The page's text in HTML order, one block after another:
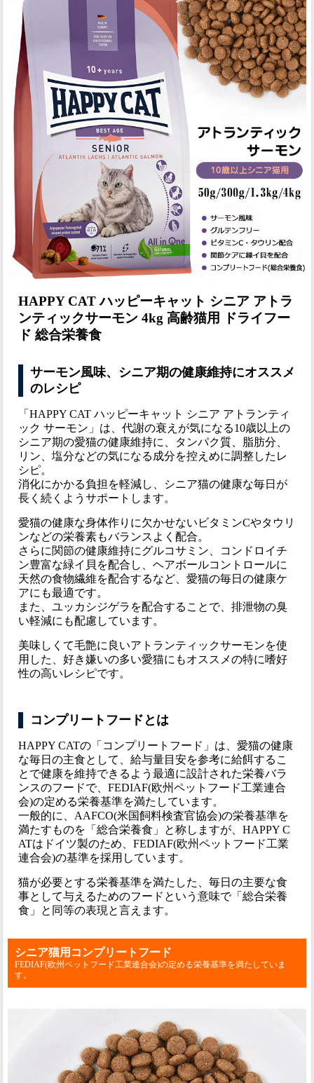
HAPPY CAT ハッピーキャット シニア アトラ
ンティックサーモン 4kg 高齢猫用 ドライフー
ド 総合栄養食
サーモン風味、シニア期の健康維持にオススメ
のレシピ
「HAPPY CAT ハッピーキャット シニア アトランティ
ック サーモン」は、代謝の衰えが気になる10歳以上の
シニア期の愛猫の健康維持に、タンパク質、脂肪分、
リン、塩分などの気になる成分を控えめに調整したレ
シピ。
消化にかかる負担を軽減し、シニア猫の健康な毎日が
長く続くようサポートします。
愛猫の健康な身体作りに欠かせないビタミンCやタウリ
ンなどの栄養素もバランスよく配合。
さらに関節の健康維持にグルコサミン、コンドロイチ
ン豊富な緑イ貝を配合し、ヘアボールコントロールに
天然の食物繊維を配合するなど、愛猫の毎日の健康ケ
アにも最適です。
また、ユッカシジゲラを配合することで、排泄物の臭
い軽減にも配慮しています。
美味しくて毛艶に良いアトランティックサーモンを使
用した、好き嫌いの多い愛猫にもオススメの特に嗜好
性の高いレシピです。
コンプリートフードとは
HAPPY CATの「コンプリートフード」は、愛猫の健康
な毎日の主食として、給与量目安を参考に給餌するこ
とで健康を維持できるよう最適に設計された栄養バラ
ンスのフードで、FEDIAF(欧州ペットフード工業連合
会)の定める栄養基準を満たしています。
一般的に、AAFCO(米国飼料検査官協会)の栄養基準を
満たすものを「総合栄養食」と称しますが、HAPPY C
ATはドイツ製のため、FEDIAF(欧州ペットフード工業
連合会)の基準を採用しています。
猫が必要とする栄養基準を満たした、毎日の主要な食
事として与えるためのフードという意味で「総合栄養
食」と同等の表現と言えます。
シニア猫用コンプリートフード
FEDIAF(欧州ペットフード工業連合会)の定める栄養基準を満たしていま
す。